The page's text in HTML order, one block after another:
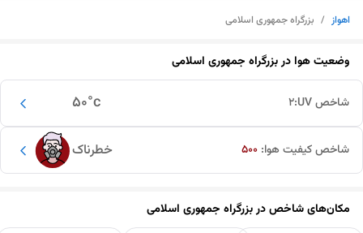
اهواز / بزرگراه جمهوری اسلامی
وضعیت هوا دربزرگراه جمهوری اسلامی
50°c شاخص UV: 2
خطرناک شاخص کیفیت هوا: 500
مکان‌های شاخص دربزرگراه جمهوری اسلامی